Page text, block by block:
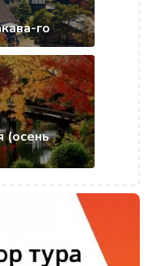
го
(осень